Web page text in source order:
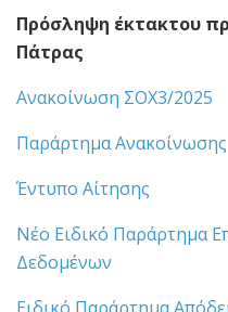
Πρόσληψη έκτακτου
Πάτρας
Ανακοίνωση ΣΟΧ3/2025
Παράρτημα Ανακοίνωσης
Έντυπο Αίτησης
Νέο Ειδικό Παράρτημα
Δεδομένων